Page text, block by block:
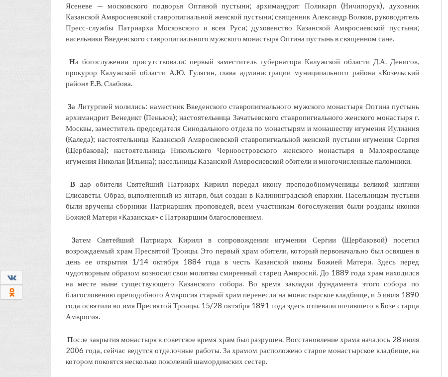
Ясеневе — московского подворья Оптиной пустыни; архимандрит Поликарп (Ничипорук), духовник
Казанской Амвросиевской ставропигиальной женской пустыни; священник Александр Волков, руководитель
Пресс-службы Патриарха Московского и всея Руси; духовенство Казанской Амвросиевской пустыни;
насельники Введенского ставропигиального мужского монастыря Оптина пустынь в священном сане.
На богослужении присутствовали: первый заместитель губернатора Калужской области Д.А. Денисов,
прокурор Калужской области А.Ю. Гулягин, глава администрации муниципального района «Козельский
район» Е.В. Слабова.
За Литургией молились: наместник Введенского ставропигиального мужского монастыря Оптина пустынь
архимандрит Венедикт (Пеньков); настоятельница Зачатьевского ставропигиального женского монастыря г.
Москвы, заместитель председателя Синодального отдела по монастырям и монашеству игумения Иулиания
(Каледа); настоятельница Казанской Амвросиевской ставропигиальной женской пустыни игумения Сергия
(Щербакова); настоятельница Никольского Черноостровского женского монастыря в Малоярославце
игумения Николая (Ильина); насельницы Казанской Амвросиевской обители и многочисленные паломники.
В дар обители Святейший Патриарх Кирилл передал икону преподобномученицы великой княгини
Елисаветы. Образ, выполненный из янтаря, был создан в Калининградской епархии. Насельницам пустыни
были вручены сборники Патриарших проповедей, всем участникам богослужения были розданы иконки
Божией Матери «Казанская» с Патриаршим благословением.
Затем Святейший Патриарх Кирилл в сопровождении игумении Сергии (Щербаковой) посетил
возрождаемый храм Пресвятой Троицы. Это первый храм обители, который первоначально был освящен в
день ее открытия 1/14 октября 1884 года в честь Казанской иконы Божией Матери. Здесь перед
чудотворным образом возносил свои молитвы смиренный старец Амвросий. До 1889 года храм находился
на месте ныне существующего Казанского собора. Во время закладки фундамента этого собора по
благословению преподобного Амвросия старый храм перенесли на монастырское кладбище, и 5 июля 1890
года освятили во имя Пресвятой Троицы. 15/28 октября 1891 года здесь отпевали почившего в Бозе старца
Амвросия.
После закрытия монастыря в советское время храм был разрушен. Восстановление храма началось 28 июля
2006 года, сейчас ведутся отделочные работы. За храмом расположено старое монастырское кладбище, на
котором покоятся несколько поколений шамординских сестер.